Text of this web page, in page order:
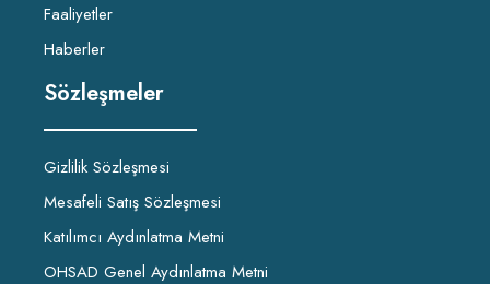
Faaliyetler
Haberler
Sözleşmeler
Gizlilik Sözleşmesi
Mesafeli Satış Sözleşmesi
Katılımcı Aydınlatma Metni
OHSAD Genel Aydınlatma Metni